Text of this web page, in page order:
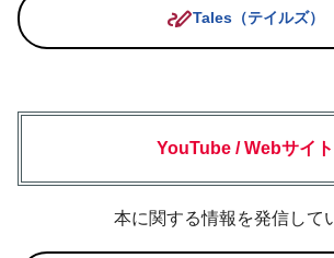
stylus_noteTales（テイルズ）
YouTube / Webサイト
本に関する情報を発信して